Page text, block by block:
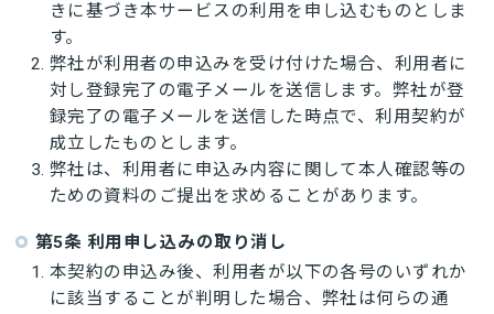
きに基づき本サービスの利用を申し込むものとしま
す。
弊社が利用者の申込みを受け付けた場合、利用者に
対し登録完了の電子メールを送信します。弊社が登
録完了の電子メールを送信した時点で、利用契約が
成立したものとします。
弊社は、利用者に申込み内容に関して本人確認等の
ための資料のご提出を求めることがあります。
第5条 利用申し込みの取り消し
本契約の申込み後、利用者が以下の各号のいずれか
に該当することが判明した場合、弊社は何らの通